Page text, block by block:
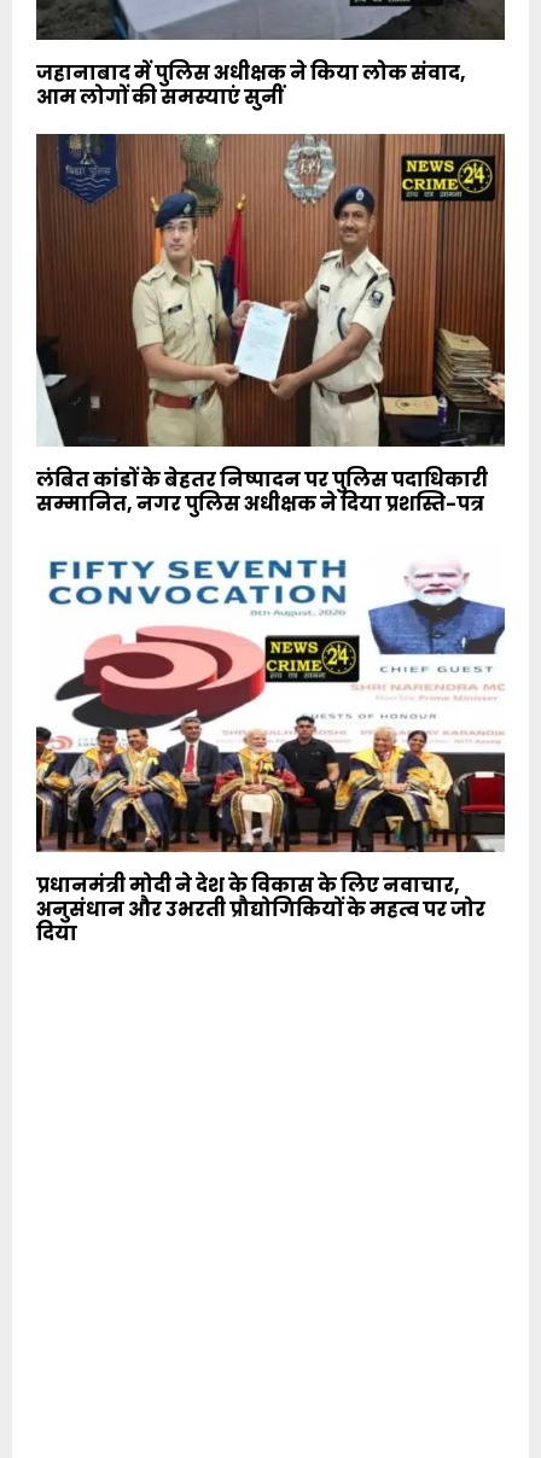
जहानाबाद में पुलिस अधीक्षक ने किया लोक संवाद,
आम लोगों की समस्याएं सुनीं
लंबित कांडों के बेहतर निष्पादन पर पुलिस पदाधिकारी
सम्मानित, नगर पुलिस अधीक्षक ने दिया प्रशस्ति-पत्र
प्रधानमंत्री मोदी ने देश के विकास के लिए नवाचार,
अनुसंधान और उभरती प्रौद्योगिकियों के महत्व पर जोर
दिया